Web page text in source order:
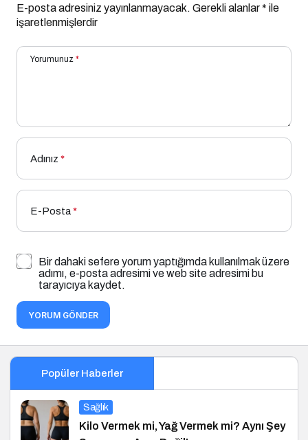
E-posta adresiniz yayınlanmayacak. Gerekli alanlar* ile
işaretlenmişlerdir
Yorumunuz *
Adınız *
E-Posta*
Bir dahaki sefere yorum yaptığımda kullanılmak üzere
adımı, e-posta adresimi ve web site adresimi bu
tarayıcıya kaydet.
YORUM GÖNDER
Popüler Haberler
Sağlık
Kilo Vermek mi, Yağ Vermek mi? Aynı Şey